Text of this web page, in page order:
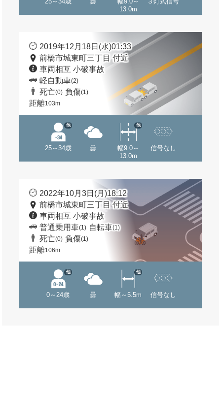
13.0m
2019年12月18日(水)01:33
前橋市城東町三丁目 付近
車両相互 小破事故
軽自動車(2)
死亡(0) 負傷(1)
距離103m
25～34歳
他
曇
幅9.0～
13.0m
他
信号なし
2022年10月3日(月)18:12
前橋市城東町三丁目 付近
車両相互 小破事故
普通乗用車(1) 自転車(1)
死亡(0) 負傷(1)
距離106m
0～24歳
他
曇 幅～5.5m
他
信号なし